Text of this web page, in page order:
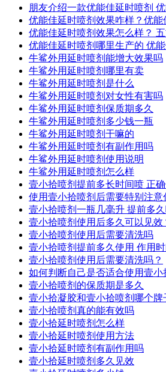
朋友介绍一款优能佳延时喷剂
优能佳延时喷剂效果咋样？优能
优能佳延时喷剂效果怎么样？
优能佳延时喷剂哪里生产的 优
牛鲨外用延时喷剂能增大效果吗
牛鲨外用延时喷剂哪里有卖
牛鲨外用延时喷剂是什么
牛鲨外用延时喷剂对女性有害吗
牛鲨外用延时喷剂保质期多久
牛鲨外用延时喷剂多少钱一瓶
牛鲨外用延时喷剂干嘛的
牛鲨外用延时喷剂有副作用吗
牛鲨外用延时喷剂使用说明
牛鲨外用延时喷剂怎么样
壹小拾喷剂提前多长时间喷 正
使用壹小拾喷剂后需要特别注意
壹小拾喷剂一瓶几毫升 提前多
壹小拾喷剂使用后多久可以见效
壹小拾喷剂使用后需要清洗吗
壹小拾喷剂提前多久使用 作用时
壹小拾喷剂使用后需要清洗吗？
如何判断自己是否适合使用壹小
壹小拾喷剂的保质期是多久
壹小拾凝胶和壹小拾喷剂哪个牌
壹小拾喷剂真的能有效吗
壹小拾延时喷剂怎么样
壹小拾延时喷剂使用方法
壹小拾延时喷剂有副作用吗
壹小拾延时喷剂多久见效